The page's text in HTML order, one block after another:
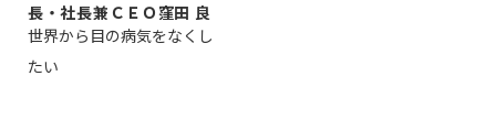
長・社長兼ＣＥＯ窪田 良
世界から目の病気をなくし
たい